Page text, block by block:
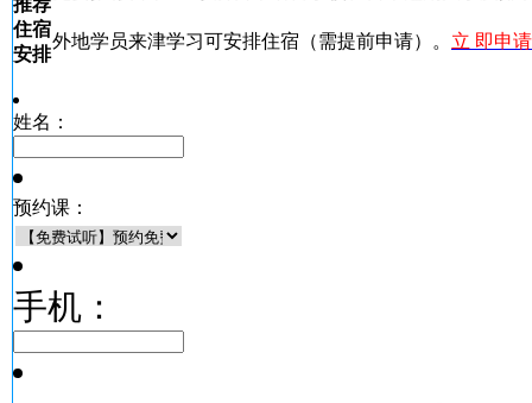
推荐
住宿
安排
外地学员来津学习可安排住宿（需提前申请）。 立 即申请
姓名：
预约课：
手机：